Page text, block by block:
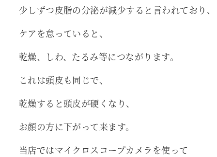
少しずつ皮脂の分泌が減少すると言われており、
ケアを怠っていると、
乾燥、しわ、たるみ等につながります。
これは頭皮も同じで、
乾燥すると頭皮が硬くなり、
お顔の方に下がって来ます。
当店ではマイクロスコープカメラを使って